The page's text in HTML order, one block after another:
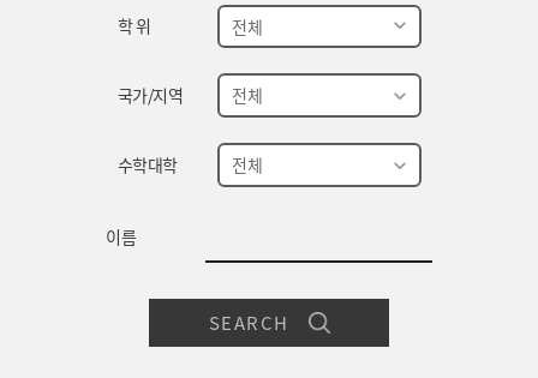
학 위
국가/지역
수학대학
이름
SEARCH